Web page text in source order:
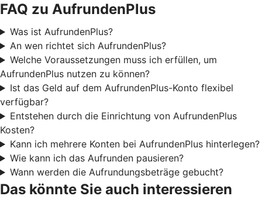
FAQ zu AufrundenPlus
Was ist AufrundenPlus?
An wen richtet sich AufrundenPlus?
Welche Voraussetzungen muss ich erfüllen, um
AufrundenPlus nutzen zu können?
Ist das Geld auf dem AufrundenPlus-Konto flexibel
verfügbar?
Entstehen durch die Einrichtung von AufrundenPlus
Kosten?
Kann ich mehrere Konten bei AufrundenPlus hinterlegen?
Wie kann ich das Aufrunden pausieren?
Wann werden die Aufrundungsbeträge gebucht?
Das könnte Sie auch interessieren